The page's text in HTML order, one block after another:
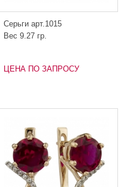
Серьги арт.1015
Вес 9.27 гр.
ЦЕНА ПО ЗАПРОСУ